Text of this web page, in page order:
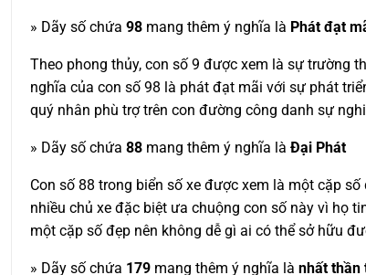
» Dãy số chứa 98 mang thêm ý nghĩa là Phát đạt
Theo phong thủy, con số 9 được xem là sự trường
nghĩa của con số 98 là phát đạt mãi với sự phát
quý nhân phù trợ trên con đường công danh sự
» Dãy số chứa 88 mang thêm ý nghĩa là Đại Phát
Con số 88 trong biển số xe được xem là một cặp
nhiều chủ xe đặc biệt ưa chuộng con số này vì họ
một cặp số đẹp nên không dễ gì ai có thể sở hữu
» Dãy số chứa 179 mang thêm ý nghĩa là nhất thần